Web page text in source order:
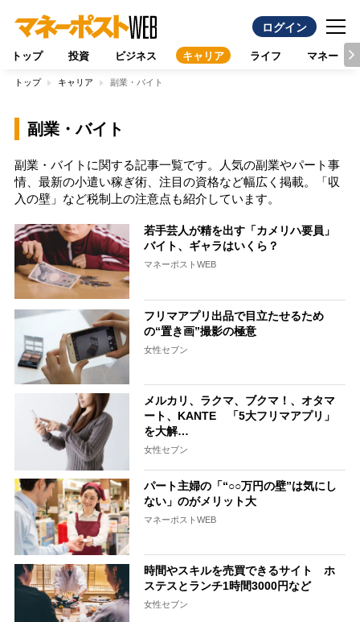
ログイン
トップ 投資 ビジネス キャリア ライフ マネー
トップ キャリア 副業・バイト
副業・バイト
副業・バイトに関する記事一覧です。人気の副業やパート事
情、最新の小遣い稼ぎ術、注目の資格など幅広く掲載。「収
入の壁」など税制上の注意点も紹介しています。
若手芸人が精を出す「カメリハ要員」
バイト、ギャラはいくら？
マネーポストWEB
フリマアプリ出品で目立たせるため
の“置き画”撮影の極意
女性セブン
メルカリ、ラクマ、ブクマ！、オタマ
ート、KANTE 「5大フリマアプリ」
を大解…
女性セブン
パート主婦の「“○○万円の壁”は気にし
ない」のがメリット大
マネーポストWEB
時間やスキルを売買できるサイト ホ
ステスとランチ1時間3000円など
女性セブン